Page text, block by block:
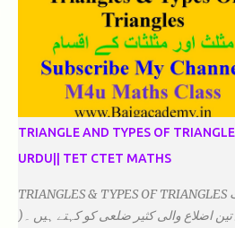
TRIANGLE AND TYPES OF
URDU|| TET CTET MATHS
TRIANGLES & TYPES OF TRIANGLES مثلثات
اضلاع والی کثیر ضلعی کو کہتے ہیں ۔(